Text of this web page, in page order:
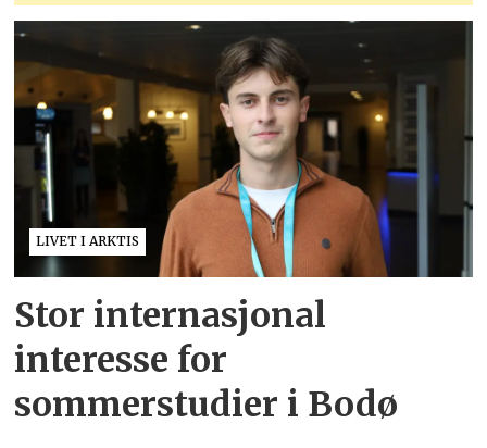
LIVET I ARKTIS
Stor internasjonal
interesse for
sommerstudier i Bodø